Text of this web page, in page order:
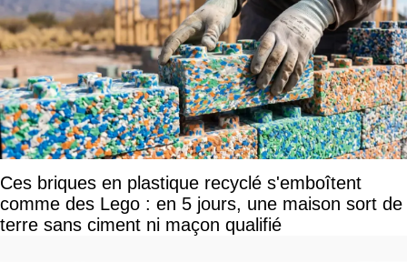
Ces briques en plastique recyclé s'emboîtent
comme des Lego : en 5 jours, une maison sort de
terre sans ciment ni maçon qualifié